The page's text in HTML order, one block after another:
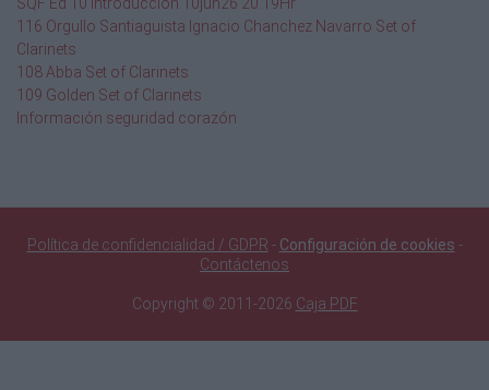
116 Orgullo Santiaguista Ignacio Chanchez Navarro Set of
Clarinets
108 Abba Set of Clarinets
109 Golden Set of Clarinets
Información seguridad corazón
Política de confidencialidad / GDPR - Configuración de cookies -
Contáctenos
Copyright © 2011-2026 Caja PDF